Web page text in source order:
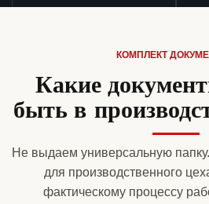
КОМПЛЕКТ
Какие
быть в
Не выдаем универсальную
для производственного
фактическому процессу